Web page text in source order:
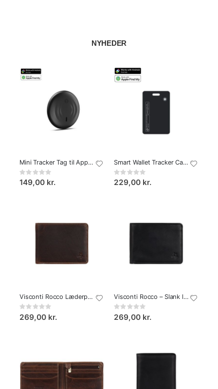
NYHEDER
Mini Tracker Tag til Apple & Android
Rating:
149,00 kr.
Smart Wallet Tracker Card til Apple & Android
Rating:
229,00 kr.
Visconti Rocco Læderpung
Rating:
269,00 kr.
Visconti Rocco – Slank læderpung Sort
Rating:
269,00 kr.